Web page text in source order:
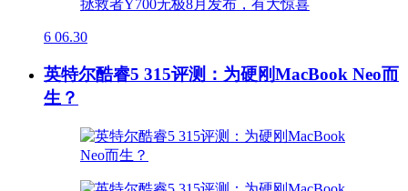
6 06.30
英特尔酷睿5 315评测：为硬刚MacBook Neo而
生？